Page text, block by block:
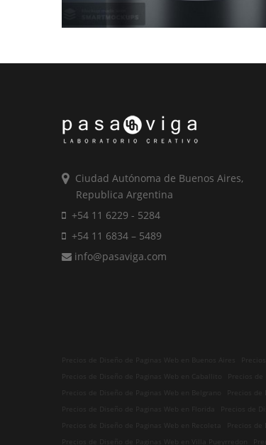
Ciudad Autónoma de Buenos Aires,
Republica Argentina
+54 11 6229 - 5284
+54 11 6834 – 5489
info@pasaviga.com
Precios de Diseño de Paginas Web en Buenos Aires
Precios de Diseño de Paginas Web en Caballito
Precios
Precios de Diseño de Paginas Web en Belgrano
Precios
Precios de Diseño de Paginas Web en Florida
Precios de
Precios de Diseño de Paginas Web en Recoleta
Precios
Precios de Diseño de Paginas Web en Villa Pueyrredon